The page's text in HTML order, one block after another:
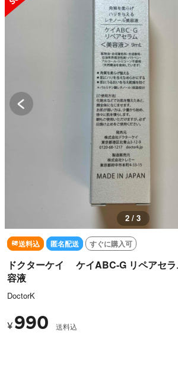
3 / 3
送料込 匿名配送 すぐに購入可
ドクターケイ ケイABC-G リペアセ
容液
DoctorK
¥ 990 送料込